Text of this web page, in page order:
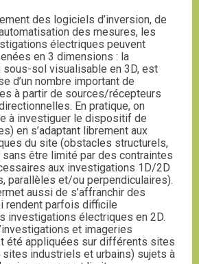
des logiciels d’inversion, de
des mesures, les
électriques peuvent
en 3 dimensions : la
sous-sol visualisable en 3D, est
d’un nombre important de
à partir de sources/récepteurs
En pratique, on
à investiguer le dispositif de
en s’adaptant librement aux
du site (obstacles structurels,
être limité par des contraintes
aux investigations 1D/2D
parallèles et/ou perpendiculaires).
aussi de s’affranchir des
rendent parfois difficile
investigations électriques en 2D.
et imageries
été appliquées sur différents sites
industriels et urbains) sujets à